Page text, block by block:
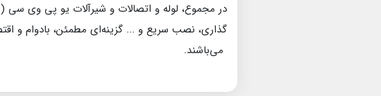
گذاری، نصب سریع و ... گزینه‌ای مطمئن، بادوام و
می‌باشند.